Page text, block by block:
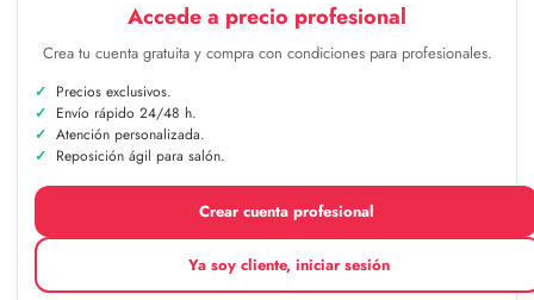
Accede a precio profesional
Crea tu cuenta gratuita y compra con condiciones para profesionales.
Precios exclusivos.
Envío rápido 24/48 h.
Atención personalizada.
Reposición ágil para salón.
Crear cuenta profesional
Ya soy cliente, iniciar sesión